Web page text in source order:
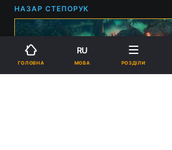
НАЗАР СТЕПОРУК
ГОЛОВНА
RU
МОВА РОЗДІЛИ